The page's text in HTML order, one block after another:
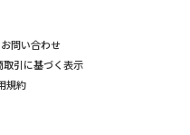
お問い合わせ
取引に基づく表示
規約